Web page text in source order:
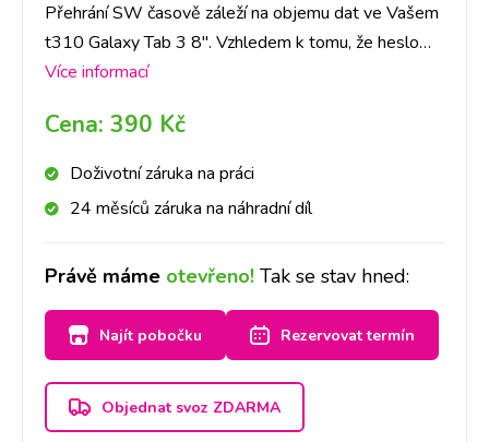
Přehrání SW časově záleží na objemu dat ve Vašem
t310 Galaxy Tab 3 8". Vzhledem k tomu, že heslo
obrazovky slouží jako ochrana dat ve Vašem
Doporučujeme tedy jejich zálohu.
Více informací
Cena: 390 Kč
Doživotní záruka na práci
24 měsíců záruka na náhradní díl
Právě máme otevřeno! Tak se stav hned:
Najít pobočku Rezervovat termín
Objednat svoz ZDARMA